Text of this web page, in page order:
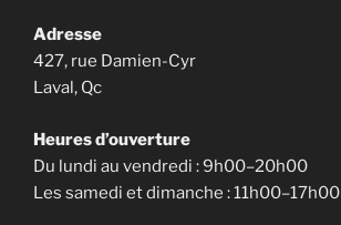
Adresse
427, rue Damien-Cyr
Laval, Qc
Heures d’ouverture
Du lundi au vendredi : 9h00–20h00
Les samedi et dimanche : 11h00–17h00